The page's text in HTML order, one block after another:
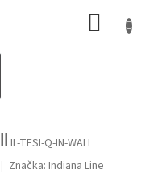
IL-TESI-Q-IN-WALL
Značka: Indiana Line